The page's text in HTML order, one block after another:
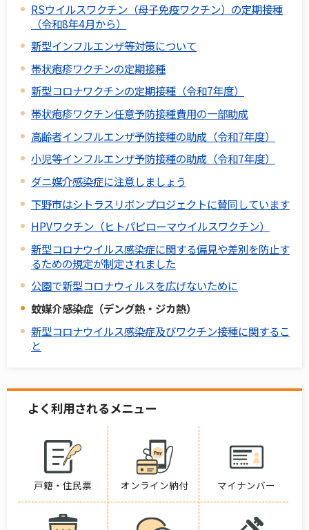
RSウイルスワクチン（母子免疫ワクチン）の定期接種
（令和8年4月から）
新型インフルエンザ等対策について
帯状疱疹ワクチンの定期接種
新型コロナワクチンの定期接種（令和7年度）
帯状疱疹ワクチン任意予防接種費用の一部助成
高齢者インフルエンザ予防接種の助成（令和7年度）
小児等インフルエンザ予防接種の助成（令和7年度）
ダニ媒介感染症に注意しましょう
下野市はシトラスリボンプロジェクトに賛同しています
HPVワクチン（ヒトパピローマウイルスワクチン）
新型コロナウイルス感染症に関する偏見や差別を防止す
るための規定が制定されました
公園で新型コロナウィルスを広げないために
蚊媒介感染症（デング熱・ジカ熱）
新型コロナウイルス感染症及びワクチン接種に関するこ
と
よく利用されるメニュー
戸籍・住民票 オンライン納付 マイナンバー